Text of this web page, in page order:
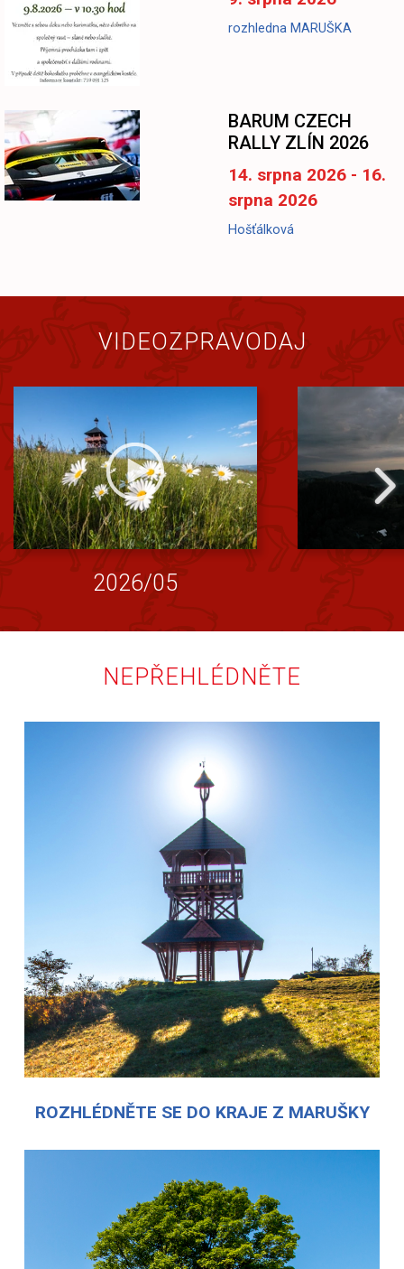
rozhledna MARUŠKA
BARUM CZECH
RALLY ZLÍN 2026
14. srpna 2026 - 16.
srpna 2026
Hošťálková
VIDEOZPRAVODAJ
2026/05
NEPŘEHLÉDNĚTE
ROZHLÉDNĚTE SE DO KRAJE Z MARUŠKY